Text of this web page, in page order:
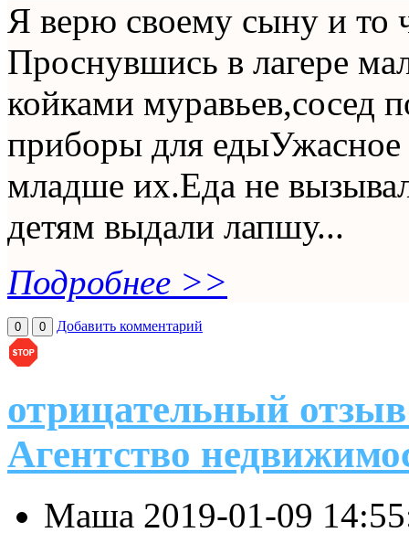
Я верю своему сыну и то
Проснувшись в лагере
койками муравьев,сосед
приборы для
младше их.Еда не
детям выдали лапшу...
Подробнее >>
0 0 Добавить комментарий
отрицательный
Агентство
Маша 2019-01-09